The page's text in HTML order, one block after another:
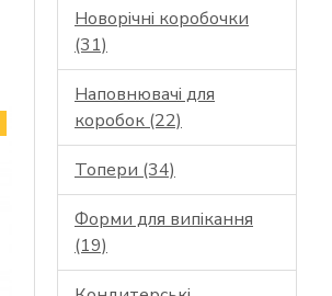
Новорічні коробочки
(31)
Наповнювачі для
коробок (22)
Топери (34)
Форми для випікання
(19)